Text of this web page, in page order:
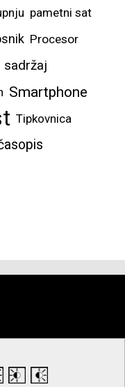
pametni sat
Procesor
sadržaj
Smartphone
Tipkovnica